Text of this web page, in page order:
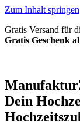
Zum Inhalt springen
Gratis Versand für
Gratis Geschenk
Dein